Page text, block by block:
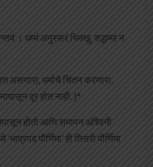
। धम्मं अनुस्सरं भिक्खु, सद्धम्मा न
असणारा, धर्माचे चिंतन करणारा,
दूर होत नाही. )*
होतो आणि समापन अश्विनी
‘भाद्रपद पौर्णिमा’ ही तिसरी पौर्णिमा